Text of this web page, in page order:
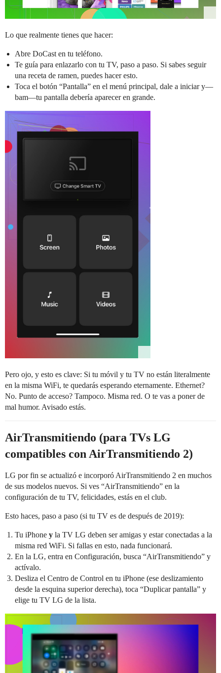
Lo que realmente tienes que hacer:
Abre DoCast en tu teléfono.
Te guía para enlazarlo con tu TV, paso a paso. Si sabes seguir
una receta de ramen, puedes hacer esto.
Toca el botón “Pantalla” en el menú principal, dale a iniciar y—
bam—tu pantalla debería aparecer en grande.
Pero ojo, y esto es clave: Si tu móvil y tu TV no están literalmente
en la misma WiFi, te quedarás esperando eternamente. Ethernet?
No. Punto de acceso? Tampoco. Misma red. O te vas a poner de
mal humor. Avisado estás.
AirTransmitiendo (para TVs LG
compatibles con AirTransmitiendo 2)
LG por fin se actualizó e incorporó AirTransmitiendo 2 en muchos
de sus modelos nuevos. Si ves “AirTransmitiendo” en la
configuración de tu TV, felicidades, estás en el club.
Esto haces, paso a paso (si tu TV es de después de 2019):
Tu iPhone y la TV LG deben ser amigas y estar conectadas a la
misma red WiFi. Si fallas en esto, nada funcionará.
En la LG, entra en Configuración, busca “AirTransmitiendo” y
actívalo.
Desliza el Centro de Control en tu iPhone (ese deslizamiento
desde la esquina superior derecha), toca “Duplicar pantalla” y
elige tu TV LG de la lista.